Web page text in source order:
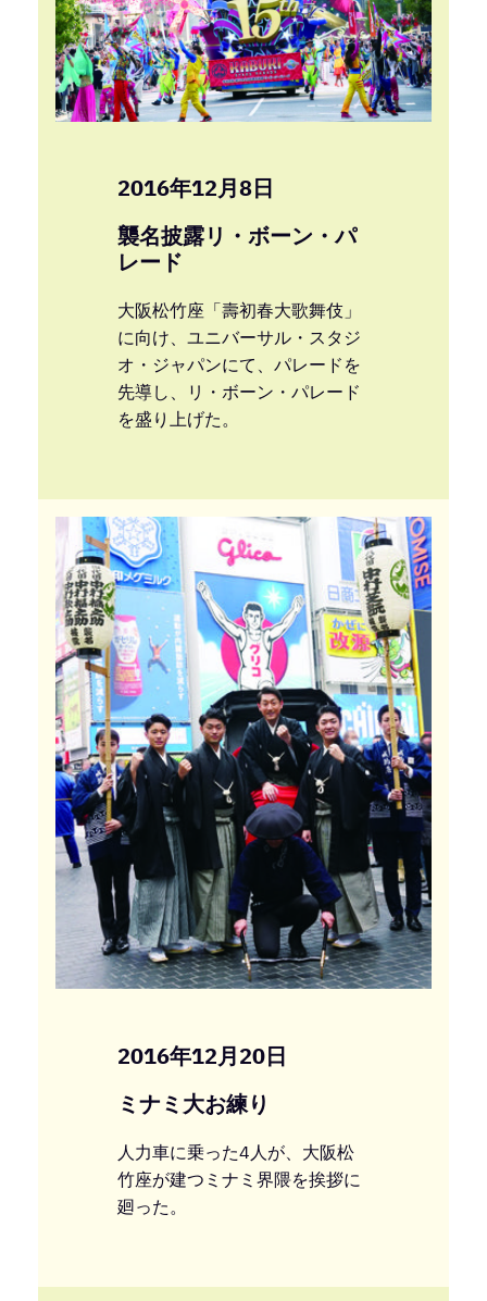
2016年12月8日
襲名披露リ・ボーン・パ
レード
大阪松竹座「壽初春大歌舞伎」
に向け、ユニバーサル・スタジ
オ・ジャパンにて、パレードを
先導し、リ・ボーン・パレード
を盛り上げた。
2016年12月20日
ミナミ大お練り
人力車に乗った4人が、大阪松
竹座が建つミナミ界隈を挨拶に
廻った。